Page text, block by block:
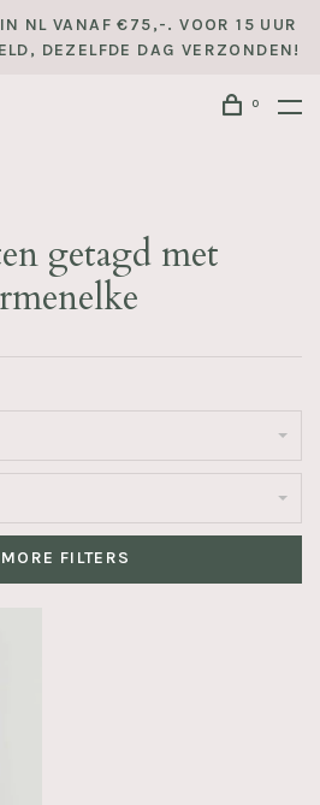
NL VANAF €75,-. VOOR 15 UUR
DEZELFDE DAG VERZONDEN!
0
getagd met
MORE FILTERS